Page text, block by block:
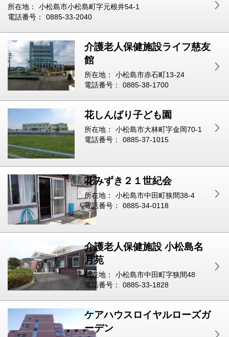
所在地：
小松島市小松島町字元根井54-1
電話番号：
0885-33-2040
介護老人保健施設ライフ慈友
館
所在地：
小松島市赤石町13-24
電話番号：
0885-38-1700
花しんばり子ども園
所在地：
小松島市大林町字金岡70-1
電話番号：
0885-37-1015
花みずき２１世紀会
所在地：
小松島市中田町狭間38-4
電話番号：
0885-34-0118
介護老人保健施設 小松島名
月苑
所在地：
小松島市中田町字狭間48
電話番号：
0885-33-1828
ケアハウスロイヤルローズガ
ーデン